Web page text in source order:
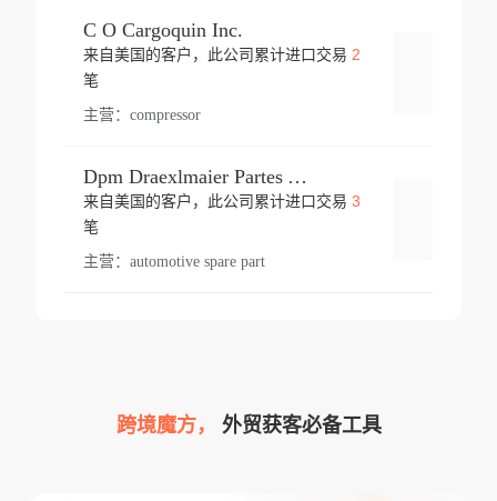
C O Cargoquin Inc.
来自美国的客户，此公司累计进口交易 2
笔
主营： compressor
Dpm Draexlmaier Partes Automotrices Corr Ind Huejotzingo
来自美国的客户，此公司累计进口交易 3
笔
主营： automotive spare part
跨境魔方， 外贸获客必备工具